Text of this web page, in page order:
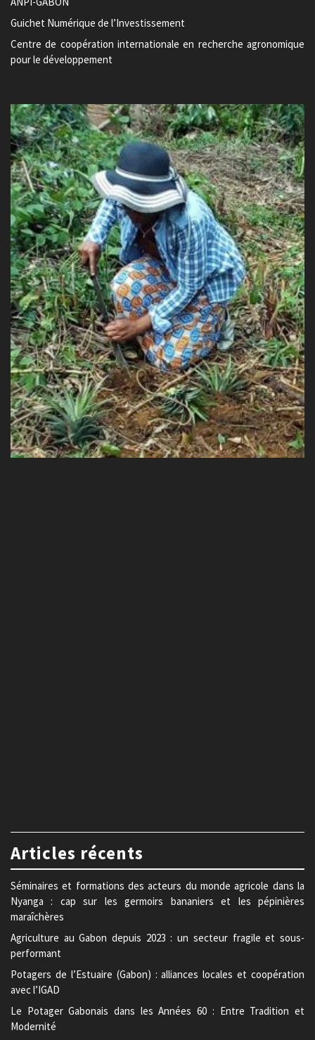
Guichet Numérique de l’Investissement
Centre de coopération internationale en recherche agronomique
pour le développement
Articles récents
Séminaires et formations des acteurs du monde agricole dans la
Nyanga : cap sur les germoirs bananiers et les pépinières
maraîchères
Agriculture au Gabon depuis 2023 : un secteur fragile et sous-
performant
Potagers de l’Estuaire (Gabon) : alliances locales et coopération
avec l’IGAD
Le Potager Gabonais dans les Années 60 : Entre Tradition et
Modernité